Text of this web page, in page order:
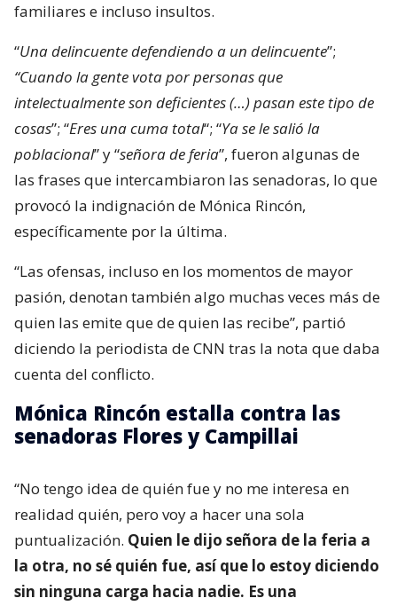
familiares e incluso insultos.
“Una delincuente defendiendo a un delincuente”;
“Cuando la gente vota por personas que
intelectualmente son deficientes (…) pasan este tipo de
cosas”; “Eres una cuma total“; “Ya se le salió la
poblacional” y “señora de feria”, fueron algunas de
las frases que intercambiaron las senadoras, lo que
provocó la indignación de Mónica Rincón,
específicamente por la última.
“Las ofensas, incluso en los momentos de mayor
pasión, denotan también algo muchas veces más de
quien las emite que de quien las recibe”, partió
diciendo la periodista de CNN tras la nota que daba
cuenta del conflicto.
Mónica Rincón estalla contra las
senadoras Flores y Campillai
“No tengo idea de quién fue y no me interesa en
realidad quién, pero voy a hacer una sola
puntualización. Quien le dijo señora de la feria a
la otra, no sé quién fue, así que lo estoy diciendo
sin ninguna carga hacia nadie. Es una